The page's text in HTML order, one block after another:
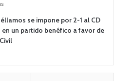
se impone por 2-1 al CD
en un partido benéfico a favor de